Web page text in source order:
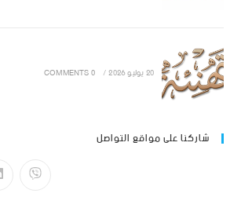
20 يوليو 2026 /
0 COMMENTS
شاركنا على مواقع التواصل